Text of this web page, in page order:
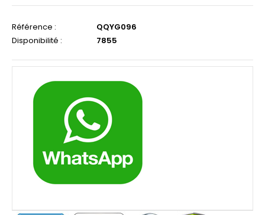
Référence :
QQYG096
Disponibilité :
7855